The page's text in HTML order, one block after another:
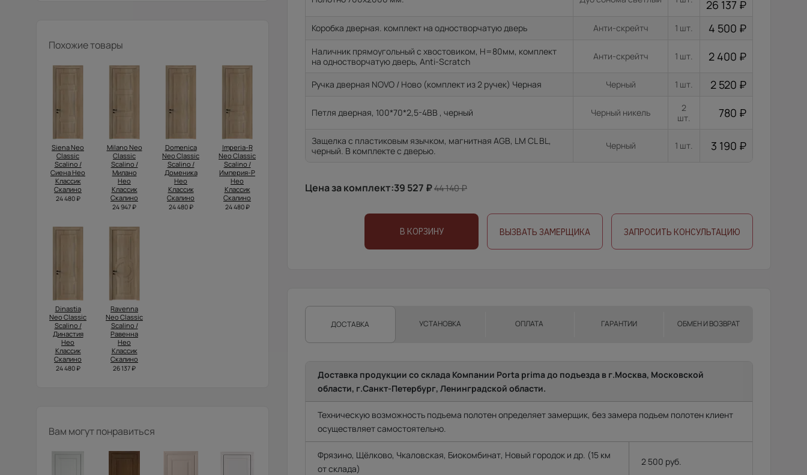
Похожие товары
Siena Neo
Classic
Scalino /
Сиена Нео
Классик
Скалино
24 480 ₽
Milano Neo
Classic
Scalino /
Милано
Нео
Классик
Скалино
24 947 ₽
Domenica
Neo Classic
Scalino /
Доменика
Нео
Классик
Скалино
24 480 ₽
Imperia-R
Neo Classic
Scalino /
Империя-Р
Нео
Классик
Скалино
24 480 ₽
Dinastia
Neo Classic
Scalino /
Династия
Нео
Классик
Скалино
24 480 ₽
Ravenna
Neo Classic
Scalino /
Равенна
Нео
Классик
Скалино
26 137 ₽
Вам могут понравиться
26 137 ₽
Коробка дверная. комплект на одностворчатую дверь Анти-скрейтч 1 шт. 4 500 ₽
Наличник прямоугольный с хвостовиком, H=80мм, комплект
на одностворчатую дверь, Anti-Scratch
Анти-скрейтч 1 шт. 2 400 ₽
Ручка дверная NOVO / Ново (комплект из 2 ручек) Черная Черный 1 шт. 2 520 ₽
Петля дверная, 100*70*2,5-4ВВ , черный Черный никель
2
шт.
780 ₽
Защелка с пластиковым язычком, магнитная AGB, LM CL BL,
черный. В комплекте с дверью.
Черный 1 шт. 3 190 ₽
Цена за комплект:39 527 ₽44 140₽
В КОРЗИНУ ВЫЗВАТЬ ЗАМЕРЩИКА ЗАПРОСИТЬ КОНСУЛЬТАЦИЮ
ДОСТАВКА УСТАНОВКА ОПЛАТА ГАРАНТИИ ОБМЕН И ВОЗВРАТ
Доставка продукции со склада Компании Porta prima до подъезда в г.Москва, Московской
области, г.Санкт-Петербург, Ленинградской области.
Техническую возможность подъема полотен определяет замерщик, без замера подъем полотен клиент
осуществляет самостоятельно.
Фрязино, Щёлково, Чкаловская, Биокомбинат, Новый городок и др. (15 км
от склада)
2 500 руб.